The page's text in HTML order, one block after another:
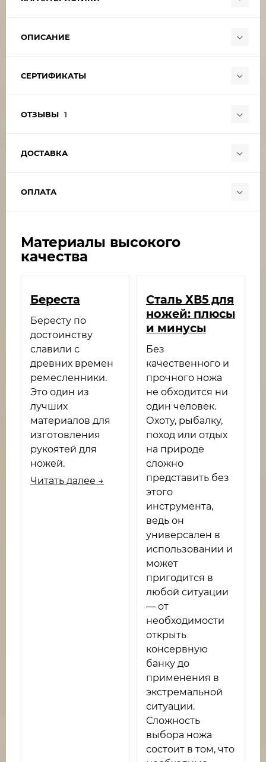
ОПИСАНИЕ
СЕРТИФИКАТЫ
ОТЗЫВЫ 1
ДОСТАВКА
ОПЛАТА
Материалы высокого
качества
Береста
Бересту по
достоинству
славили с
древних времен
ремесленники.
Это один из
лучших
материалов для
изготовления
рукоятей для
ножей.
Читать далее →
​Cталь ХВ5 для
ножей: плюсы
и минусы
Без
качественного и
прочного ножа
не обходится ни
один человек.
Охоту, рыбалку,
поход или отдых
на природе
сложно
представить без
этого
инструмента,
ведь он
универсален в
использовании и
может
пригодится в
любой ситуации
— от
необходимости
открыть
консервную
банку до
применения в
экстремальной
ситуации.
Сложность
выбора ножа
состоит в том, что